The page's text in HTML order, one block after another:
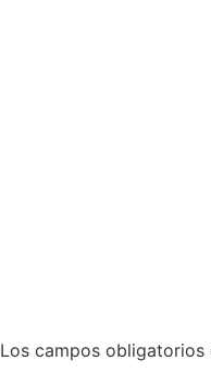
Los campos obligatorios